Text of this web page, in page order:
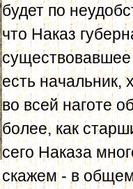
будет по
что Наказ
есть начальник,
во всей наготе
более, как
сего Наказа
скажем - в